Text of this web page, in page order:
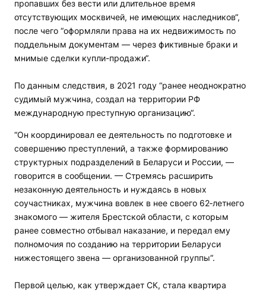
пропавших без вести или длительное время
отсутствующих москвичей, не имеющих наследников“,
после чего “оформляли права на их недвижимость по
поддельным документам — через фиктивные браки и
мнимые сделки купли-продажи“.
По данным следствия, в 2021 году “ранее неоднократно
судимый мужчина, создал на территории РФ
международную преступную организацию“.
“Он координировал ее деятельность по подготовке и
совершению преступлений, а также формированию
структурных подразделений в Беларуси и России, —
говорится в сообщении. — Стремясь расширить
незаконную деятельность и нуждаясь в новых
соучастниках, мужчина вовлек в нее своего 62‑летнего
знакомого — жителя Брестской области, с которым
ранее совместно отбывал наказание, и передал ему
полномочия по созданию на территории Беларуси
нижестоящего звена — организованной группы“.
Первой целью, как утверждает СК, стала квартира